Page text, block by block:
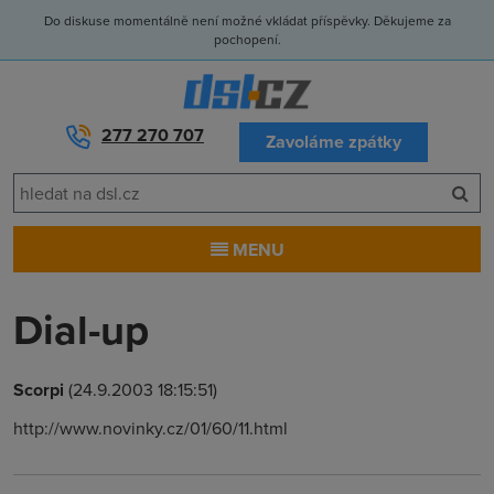
Do diskuse momentálně není možné vkládat příspěvky. Děkujeme za
pochopení.
277 270 707 Zavoláme zpátky
MENU
Dial-up
Scorpi (24.9.2003 18:15:51)
http://www.novinky.cz/01/60/11.html